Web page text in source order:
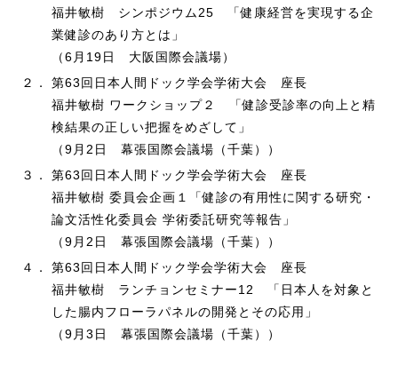
福井敏樹 シンポジウム25 「健康経営を実現する企
業健診のあり方とは」
（6月19日 大阪国際会議場）
２．
第63回日本人間ドック学会学術大会 座長
福井敏樹 ワークショップ２ 「健診受診率の向上と精
検結果の正しい把握をめざして」
（9月2日 幕張国際会議場（千葉））
３．
第63回日本人間ドック学会学術大会 座長
福井敏樹 委員会企画１「健診の有用性に関する研究・
論文活性化委員会 学術委託研究等報告」
（9月2日 幕張国際会議場（千葉））
４．
第63回日本人間ドック学会学術大会 座長
福井敏樹 ランチョンセミナー12 「日本人を対象と
した腸内フローラパネルの開発とその応用」
（9月3日 幕張国際会議場（千葉））